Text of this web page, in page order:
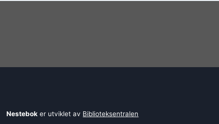
Nestebok er utviklet av Biblioteksentralen